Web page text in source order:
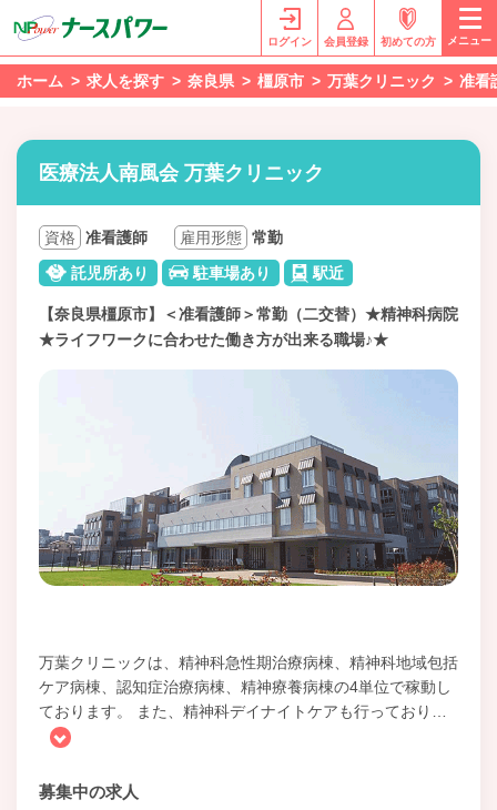
ログイン 会員登録 初めての方 メニュー
ホーム 求人を探す 奈良県 橿原市 万葉クリニック 准看
医療法人南風会 万葉クリニック
資格 准看護師 雇用形態 常勤
託児所あり
駐車場あり 駅近
【奈良県橿原市】＜准看護師＞常勤（二交替）★精神科病院
★ライフワークに合わせた働き方が出来る職場♪★
万葉クリニックは、精神科急性期治療病棟、精神科地域包括
ケア病棟、認知症治療病棟、精神療養病棟の4単位で稼動し
ております。 また、精神科デイナイトケアも行っており
募集中の求人